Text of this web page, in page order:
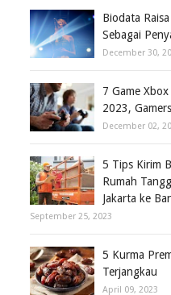
Biodata
Sebagai
December 30,
7 Game
2023,
December 02,
5 Tips Kirim
Rumah
Jakarta ke
September 25, 2023
5 Kurma
Terjangkau
April 09, 2023